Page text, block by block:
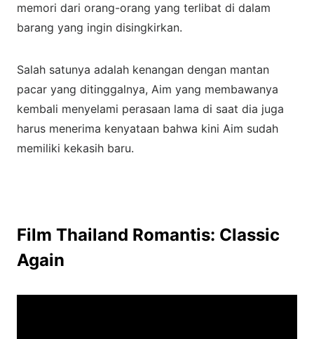
memori dari orang-orang yang terlibat di dalam
barang yang ingin disingkirkan.
Salah satunya adalah kenangan dengan mantan
pacar yang ditinggalnya, Aim yang membawanya
kembali menyelami perasaan lama di saat dia juga
harus menerima kenyataan bahwa kini Aim sudah
memiliki kekasih baru.
Film Thailand Romantis: Classic
Again